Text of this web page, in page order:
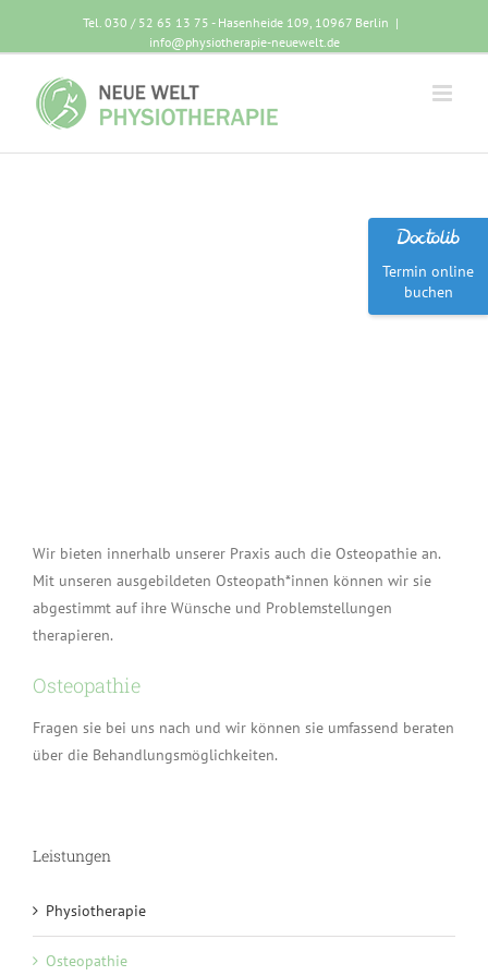
Tel. 030 / 52 65 13 75 - Hasenheide 109, 10967 Berlin |
info@physiotherapie-neuewelt.de
Wir bieten innerhalb unserer Praxis auch die Osteopathie an.
Mit unseren ausgebildeten Osteopath*innen können wir sie
abgestimmt auf ihre Wünsche und Problemstellungen
therapieren.
Osteopathie
Fragen sie bei uns nach und wir können sie umfassend beraten
über die Behandlungsmöglichkeiten.
Leistungen
Physiotherapie
Osteopathie
Termin online
buchen